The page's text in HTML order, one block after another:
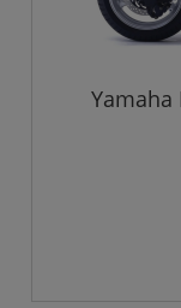
Yamaha